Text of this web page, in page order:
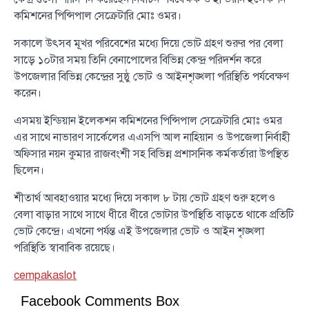
কমিশনের পিন্সিপাল সেক্রেটারি মোঃ ওমর।
সকালে উৎসব মূখর পরিবেশের মধ্যে দিয়ে ভোট গ্রহণ শুরুর পর বেলা
সাড়ে ১০টার সময় তিনি বেনাপোলের বিভিন্ন কেন্দ্র পরিদর্শন করে
উপজেলার বিভিন্ন কেন্দ্রের সুষ্ঠু ভোট ও আইনশৃঙ্খলা পরিস্থিতি পর্যবেক্ষণ
করেন।
এসময় ইন্ডিয়ান ইলেকশন কমিশনের পিন্সিপাল সেক্রেটারি মোঃ ওমর
এর সাথে নাভারণ সার্কেলের এএসপি আল নাহিয়ান ও উপজেলা নির্বাহী
অফিসার নয়ন কুমার রাজবংশী সহ বিভিন্ন প্রশাসনিক কর্মকর্তারা উপস্থিত
ছিলেন।
শীতার্থ আবহাওয়ার মধ্যে দিয়ে সকাল ৮ টায় ভোট গ্রহণ শুরু হলেও
বেলা বাড়ার সাথে সাথে ধীরে ধীরে ভোটার উপস্থিতি বাড়তে থাকে প্রতিটি
ভোট কেন্দ্রে। এখনো পর্যন্ত এই উপজেলার ভোট ও আইন শৃঙ্খলা
পরিস্থিতি স্বাবাবিক রয়েছে।
cempakaslot
Facebook Comments Box